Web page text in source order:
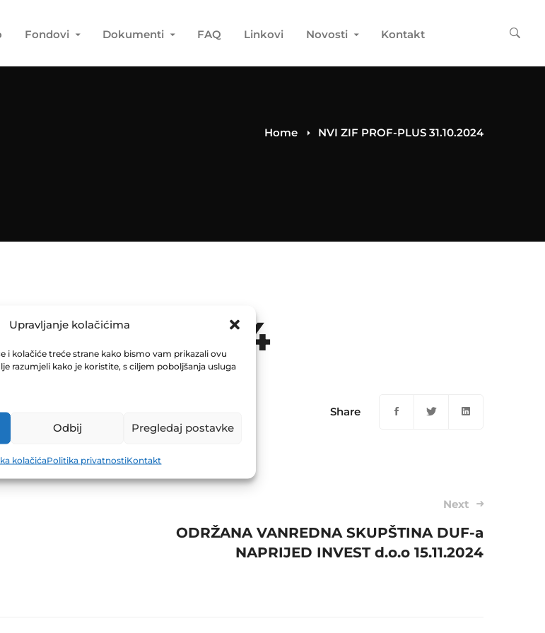
Upravljanje kolačićima
i kolačiće treće strane kako bismo vam prikazali ovu
razumjeli kako je koristite, s ciljem poboljšanja usluga
Odbij Pregledaj postavke
kolačićaPolitika privatnostiKontakt
Fondovi Dokumenti FAQ Linkovi Novosti Kontakt
Home NVI ZIF PROF-PLUS 31.10.2024
31.10.2024
Share
Next
ODRŽANA VANREDNA SKUPŠTINA DUF-a
NAPRIJED INVEST d.o.o 15.11.2024